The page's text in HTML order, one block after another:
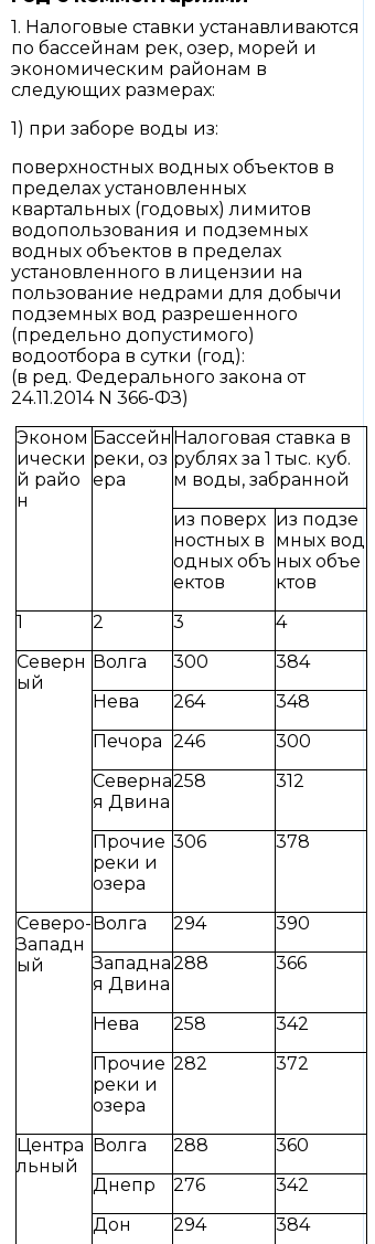
1. Налоговые ставки устанавливаются
по бассейнам рек, озер, морей и
экономическим районам в
следующих размерах:
1) при заборе воды из:
поверхностных водных объектов в
пределах установленных
квартальных (годовых) лимитов
водопользования и подземных
водных объектов в пределах
установленного в лицензии на
пользование недрами для добычи
подземных вод разрешенного
(предельно допустимого)
водоотбора в сутки (год):
(в ред. Федерального закона от
24.11.2014 N 366-ФЗ)
Эконом
ически
й райо
н
Бассейн
реки, оз
ера
Налоговая ставка в
рублях за 1 тыс. куб.
м воды, забранной
из поверх
ностных в
одных объ
ектов
из подзе
мных вод
ных объе
ктов
1
2 3
4
Северн
ый
Волга 300
384
Нева
264
348
Печора 246
300
Северна
я Двина
258 312
Прочие
реки и
озера
306 378
Северо-
Западн
ый
Волга 294
390
Западна
я Двина
288 366
Нева 258
342
Прочие
реки и
озера
282 372
Центра
льный
Волга 288
360
Днепр
276
342
Дон
294
384